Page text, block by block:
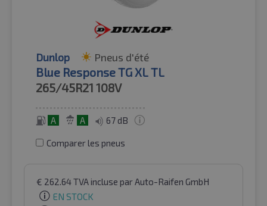
Dunlop Pneus d'été
Blue Response TG XL TL
265/45R21 108V
A A 67 dB
Comparer les pneus
€ 262.64TVA incluse par Auto-Raifen GmbH
EN STOCK